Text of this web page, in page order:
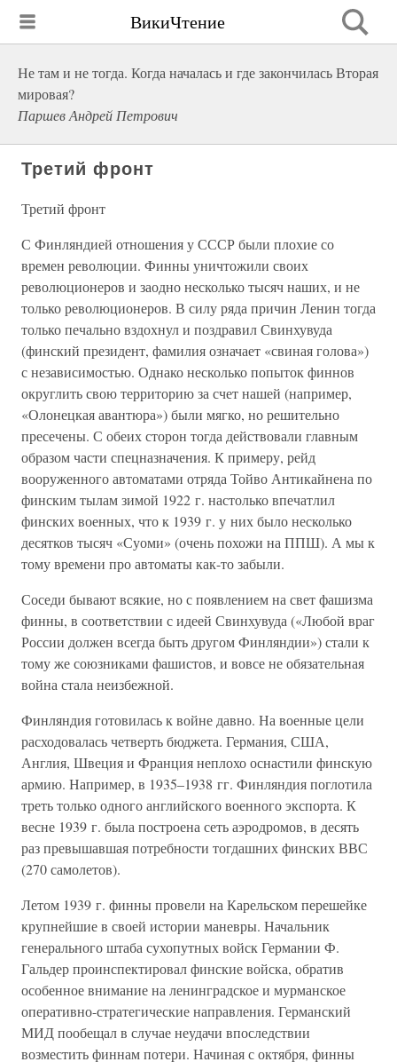
ВикиЧтение
Не там и не тогда. Когда началась и где закончилась Вторая
мировая?
Паршев Андрей Петрович
Третий фронт
Третий фронт
С Финляндией отношения у СССР были плохие со
времен революции. Финны уничтожили своих
революционеров и заодно несколько тысяч наших, и не
только революционеров. В силу ряда причин Ленин тогда
только печально вздохнул и поздравил Свинхувуда
(финский президент, фамилия означает «свиная голова»)
с независимостью. Однако несколько попыток финнов
округлить свою территорию за счет нашей (например,
«Олонецкая авантюра») были мягко, но решительно
пресечены. С обеих сторон тогда действовали главным
образом части спецназначения. К примеру, рейд
вооруженного автоматами отряда Тойво Антикайнена по
финским тылам зимой 1922 г. настолько впечатлил
финских военных, что к 1939 г. у них было несколько
десятков тысяч «Суоми» (очень похожи на ППШ). А мы к
тому времени про автоматы как-то забыли.
Соседи бывают всякие, но с появлением на свет фашизма
финны, в соответствии с идеей Свинхувуда («Любой враг
России должен всегда быть другом Финляндии») стали к
тому же союзниками фашистов, и вовсе не обязательная
война стала неизбежной.
Финляндия готовилась к войне давно. На военные цели
расходовалась четверть бюджета. Германия, США,
Англия, Швеция и Франция неплохо оснастили финскую
армию. Например, в 1935–1938 гг. Финляндия поглотила
треть только одного английского военного экспорта. К
весне 1939 г. была построена сеть аэродромов, в десять
раз превышавшая потребности тогдашних финских ВВС
(270 самолетов).
Летом 1939 г. финны провели на Карельском перешейке
крупнейшие в своей истории маневры. Начальник
генерального штаба сухопутных войск Германии Ф.
Гальдер проинспектировал финские войска, обратив
особенное внимание на ленинградское и мурманское
оперативно-стратегические направления. Германский
МИД пообещал в случае неудачи впоследствии
возместить финнам потери. Начиная с октября, финны